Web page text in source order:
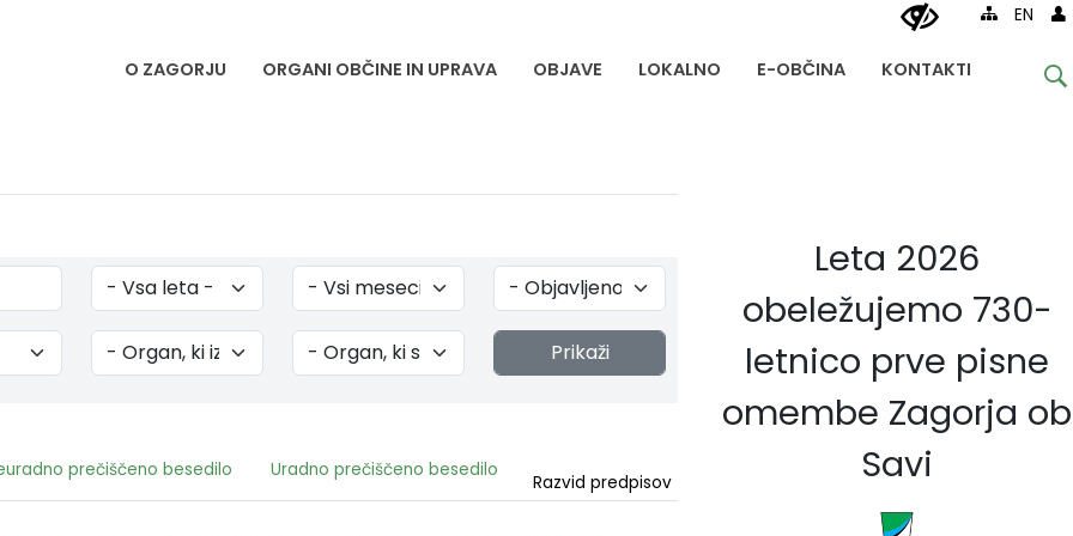
EN
O ZAGORJU ORGANI OBČINE IN UPRAVA OBJAVE LOKALNO E-OBČINA KONTAKTI
Prikaži
prečiščeno besedilo Uradno prečiščeno besedilo
Razvid predpisov
Leta 2026
obeležujemo 730-
letnico prve pisne
omembe Zagorja ob
Savi